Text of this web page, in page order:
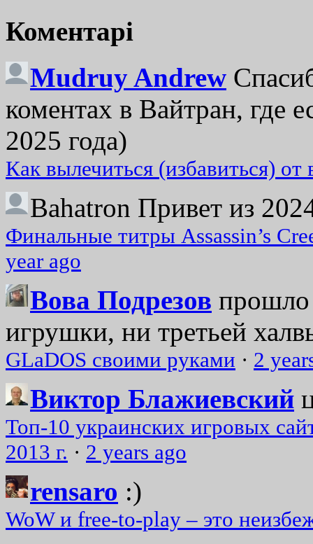
Коментарі
Mudruy Andrew
коментах в Вайтран, где
2025 года)
Как вылечиться (избавиться)
Bahatron Привет из
Финальные титры Assassin’s
year ago
Вова Подрезов прошло
игрушки, ни третьей
GLaDOS своими руками · 2
Виктор Блажиевский
Топ-10 украинских игровых
2013 г. · 2 years ago
rensaro :)
WoW и free-to-play – это